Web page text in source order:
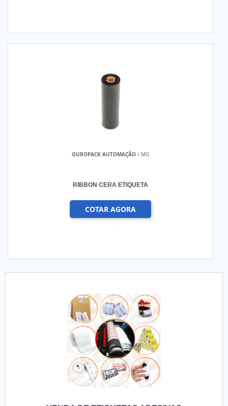
OUROPACK AUTOMAÇÃO / MG
RIBBON CERA ETIQUETA
COTAR AGORA